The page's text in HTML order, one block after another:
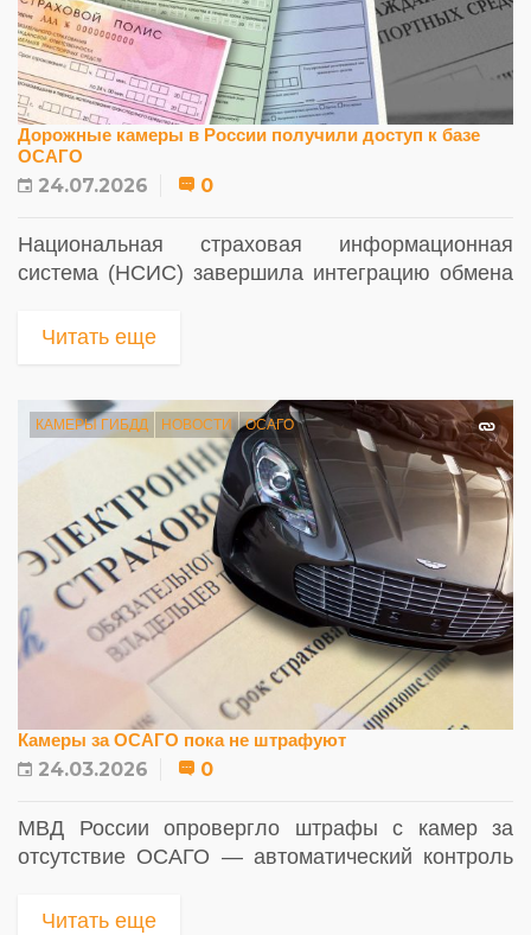
Дорожные камеры в России получили доступ к базе
ОСАГО
24.07.2026 0
Национальная страховая информационная
система (НСИС) завершила интеграцию обмена
комплексы фотовидеофиксации для выявления
Читать еще
КАМЕРЫ ГИБДД НОВОСТИ ОСАГО
Камеры за ОСАГО пока не штрафуют
24.03.2026 0
МВД России опровергло штрафы с камер за
отсутствие ОСАГО — автоматический контроль
Читать еще